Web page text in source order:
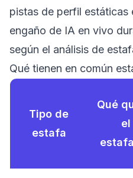
pistas de perfil estáticas
engaño de IA en vivo
según el análisis de
Qué tienen en común
Tipo de
estafa
Qué
el